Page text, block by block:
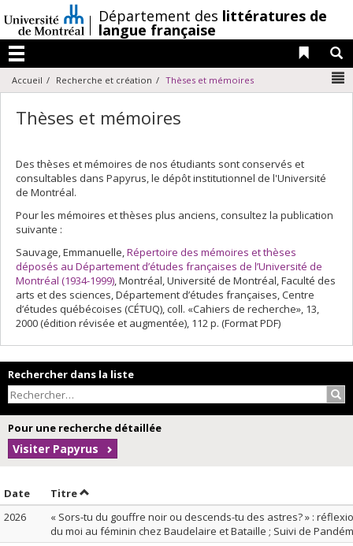
au
contenu
/Département des littératures de
langue française
Menu
Liens
Accueil Recherche et création Thèses et mémoires
Thèses et mémoires
Des thèses et mémoires de nos étudiants sont conservés et
consultables dans Papyrus, le dépôt institutionnel de l'Université
de Montréal.
Pour les mémoires et thèses plus anciens, consultez la publication
suivante :
Sauvage, Emmanuelle,Répertoire des mémoires et thèses
déposés au Département d’études françaises de l’Université de
Montréal (1934-1999), Montréal, Université de Montréal, Faculté des
arts et des sciences, Département d’études françaises, Centre
d’études québécoises (CÉTUQ), coll. «Cahiers de recherche», 13,
2000 (édition révisée et augmentée), 112 p. (Format PDF)
Rechercher dans la liste
Pour une recherche détaillée
Visiter Papyrus
Date Trier par date en ordre croissant
TitreTrier par titre en ordre croissant
2026
« Sors-tu du gouffre noir ou descends-tu des astres? » :
du moi au féminin chez Baudelaire et Bataille ; Suivi de